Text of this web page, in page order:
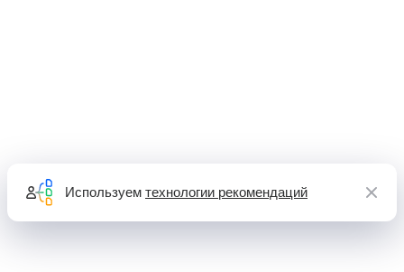
Используем технологии рекомендаций